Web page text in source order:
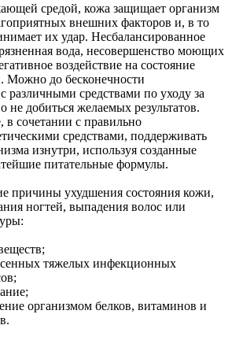
средой, кожа защищает организм
внешних факторов и, в то
их удар. Несбалансированное
вода, несовершенство моющих
воздействие на состояние
Можно до бесконечности
различными средствами по уходу за
не добиться желаемых результатов.
в сочетании с правильно
средствами, поддерживать
изнутри, используя созданные
питательные формулы.
причины ухудшения состояния кожи,
ногтей, выпадения волос или
тяжелых инфекционных
организмом белков, витаминов и